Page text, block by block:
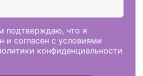
подтверждаю, что я
и согласен с условиями
конфиденциальности